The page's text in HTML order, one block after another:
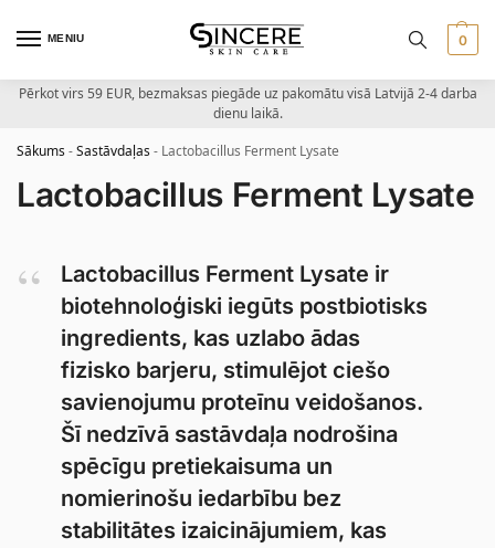
MENIU 0
Pērkot virs 59 EUR, bezmaksas piegāde uz pakomātu visā Latvijā 2-4 darba
dienu laikā.
Sākums-Sastāvdaļas- Lactobacillus Ferment Lysate
Lactobacillus Ferment Lysate
Lactobacillus Ferment Lysate ir
biotehnoloģiski iegūts postbiotisks
ingredients, kas uzlabo ādas
fizisko barjeru, stimulējot ciešo
savienojumu proteīnu veidošanos.
Šī nedzīvā sastāvdaļa nodrošina
spēcīgu pretiekaisuma un
nomierinošu iedarbību bez
stabilitātes izaicinājumiem, kas